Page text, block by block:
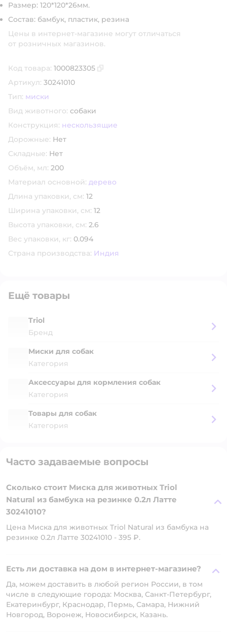
Размер: 120*120*26мм.
Состав: бамбук, пластик, резина
Цены в интернет-магазине могут отличаться
от розничных магазинов.
Код товара: 1000823305
Артикул: 30241010
Тип: миски
Вид животного: собаки
Конструкция: нескользящие
Дорожные: Нет
Складные: Нет
Объём, мл: 200
Материал основной: дерево
Длина упаковки, см: 12
Ширина упаковки, см: 12
Высота упаковки, см: 2.6
Вес упаковки, кг: 0.094
Страна производства: Индия
Ещё товары
Triol
Бренд
Миски для собак
Категория
Аксессуары для кормления собак
Категория
Товары для собак
Категория
Часто задаваемые вопросы
Сколько стоит Миска для животных Triol
Natural из бамбука на резинке 0.2л Латте
30241010?
Цена Миска для животных Triol Natural из бамбука на
резинке 0.2л Латте 30241010 - 395 ₽.
Есть ли доставка на дом в интернет-магазине?
Да, можем доставить в любой регион России, в том
числе в следующие города: Москва, Санкт-Петербург,
Екатеринбург, Краснодар, Пермь, Самара, Нижний
Новгород, Воронеж, Новосибирск, Казань.